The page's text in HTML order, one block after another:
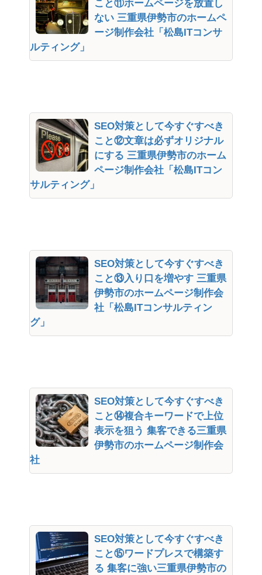
こと⑪ホームページを放置し
ない 三重県伊勢市のホームペ
ージ制作会社「松島ITコンサ
ルティング」
SEO対策として今すぐすべき
こと⑫文章は必ずオリジナル
にする 三重県伊勢市のホーム
ページ制作会社「松島ITコン
サルティング」
SEO対策として今すぐすべき
こと⑬入り口を増やす 三重県
伊勢市のホームページ制作会
社「松島ITコンサルティン
グ」
SEO対策として今すぐすべき
こと⑭複合キーワードで上位
表示を狙う 集客できる三重県
伊勢市のホームページ制作会
社
SEO対策として今すぐすべき
こと⑮ワードプレスで構築す
る 集客に強い三重県伊勢市の